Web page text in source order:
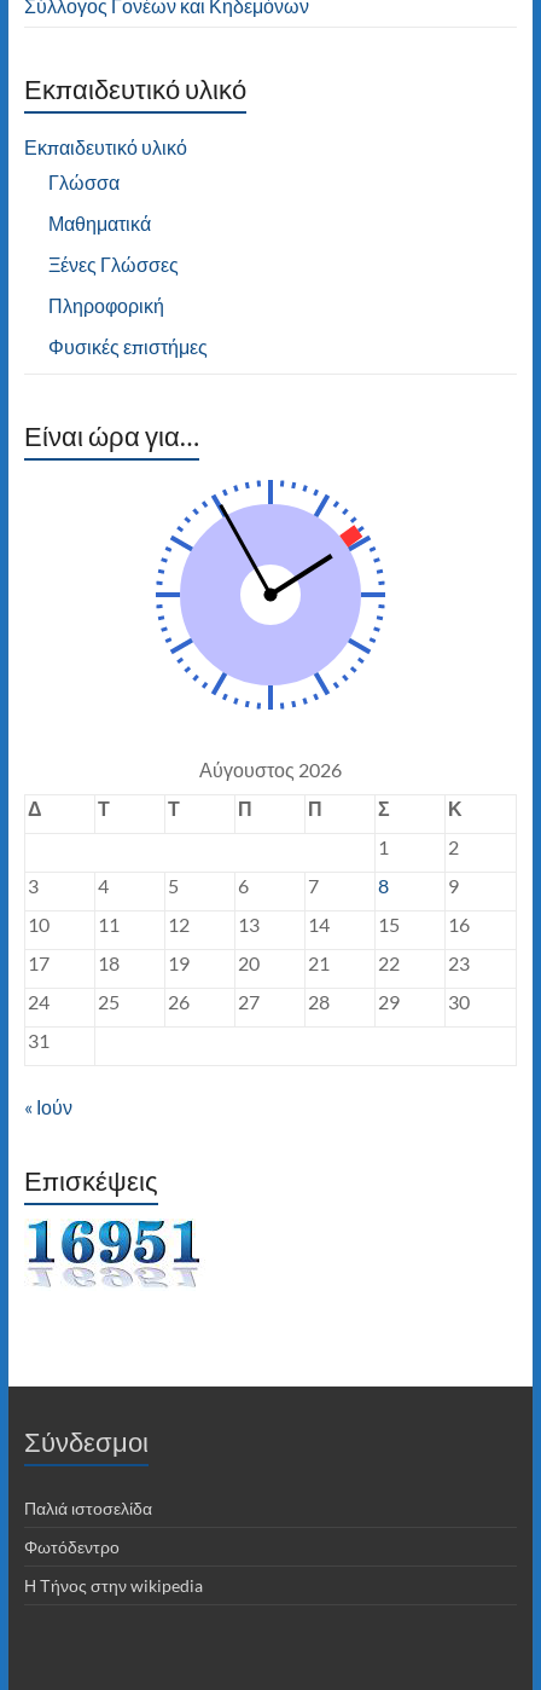
Σύλλογος Γονέων και Κηδεμόνων
Εκπαιδευτικό υλικό
Εκπαιδευτικό υλικό
Γλώσσα
Μαθηματικά
Ξένες Γλώσσες
Πληροφορική
Φυσικές επιστήμες
Είναι ώρα για…
Αύγουστος 2026
Δ
Τ Τ Π Π Σ
Κ
1
2
3
4 5 6 7 8
9
10
11 12 13 14 15
16
17
18 19 20 21 22
23
24
25 26 27 28 29
30
31
« Ιούν
Επισκέψεις
Σύνδεσμοι
Παλιά ιστοσελίδα
Φωτόδεντρο
Η Τήνος στην wikipedia